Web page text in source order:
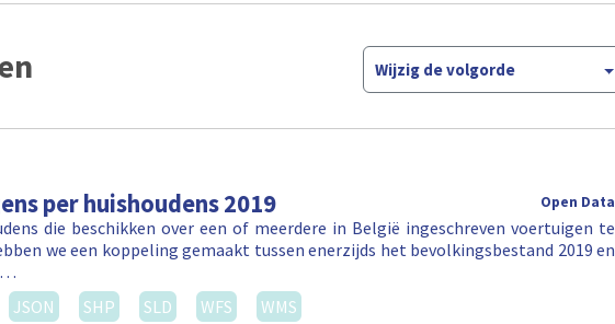
Wijzig de volgorde
per huishoudens 2019 Open Data
die beschikken over een of meerdere in België ingeschreven voertuigen te
we een koppeling gemaakt tussen enerzijds het bevolkingsbestand 2019 en
…
JSON SHP SLD WFS WMS